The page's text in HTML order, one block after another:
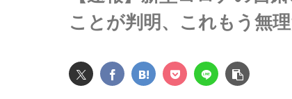
ことが判明、これもう無